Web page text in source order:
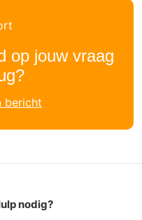
op jouw vraag
bericht
nodig?